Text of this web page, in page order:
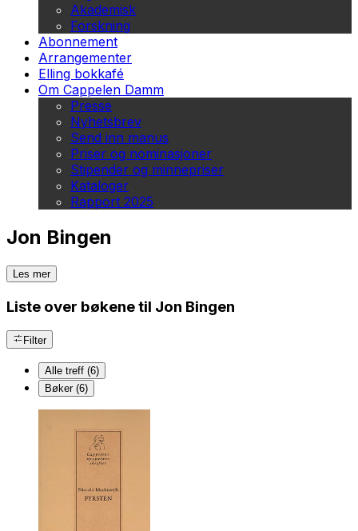
Akademisk
Forskning
Abonnement
Arrangementer
Elling bokkafé
Om Cappelen Damm
Presse
Nyhetsbrev
Send inn manus
Priser og nominasjoner
Stipender og minnepriser
Kataloger
Rapport 2025
Jon Bingen
Les mer
Liste over bøkene til Jon Bingen
Filter
Alle treff (6)
Bøker (6)